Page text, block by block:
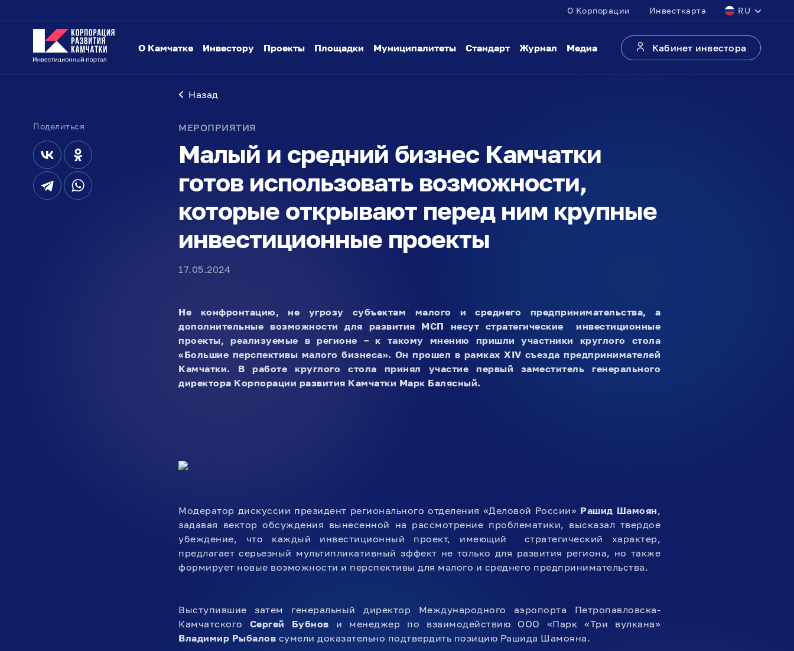
О Корпорации Инвесткарта RU
О Камчатке Инвестору Проекты Площадки Муниципалитеты Стандарт Журнал Медиа Кабинет инвестора
Поделиться
Назад
МЕРОПРИЯТИЯ
Малый и средний бизнес Камчатки
готов использовать возможности,
которые открывают перед ним крупные
инвестиционные проекты
17.05.2024
Не конфронтацию, не угрозу субъектам малого и среднего предпринимательства, а
дополнительные возможности для развития МСП несут стратегические инвестиционные
проекты, реализуемые в регионе – к такому мнению пришли участники круглого стола
«Большие перспективы малого бизнеса». Он прошел в рамках XIV съезда предпринимателей
Камчатки. В работе круглого стола принял участие первый заместитель генерального
директора Корпорации развития Камчатки Марк Балясный.
Модератор дискуссии президент регионального отделения «Деловой России» Рашид Шамоян,
задавая вектор обсуждения вынесенной на рассмотрение проблематики, высказал твердое
убеждение, что каждый инвестиционный проект, имеющий стратегический характер,
предлагает серьезный мультипликативный эффект не только для развития региона, но также
формирует новые возможности и перспективы для малого и среднего предпринимательства.
Выступившие затем генеральный директор Международного аэропорта Петропавловска-
Камчатского Сергей Бубнов и менеджер по взаимодействию ООО «Парк «Три вулкана»
Владимир Рыбалов сумели доказательно подтвердить позицию Рашида Шамояна.